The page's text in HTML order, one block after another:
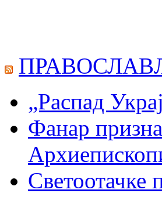
„Распад
Фанар
Светоотачке